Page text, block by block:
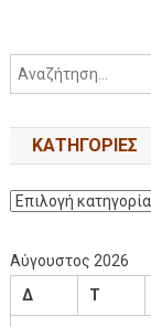
KΑΤΗΓΟΡΊΕΣ
Αύγουστος 2026
Δ
Τ